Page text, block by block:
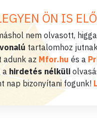
ÖN IS
nem olvasott,
tartalomhoz
adunk az Mfor.hu és a
a hirdetés nélküli
nap bizonyítani fogunk!